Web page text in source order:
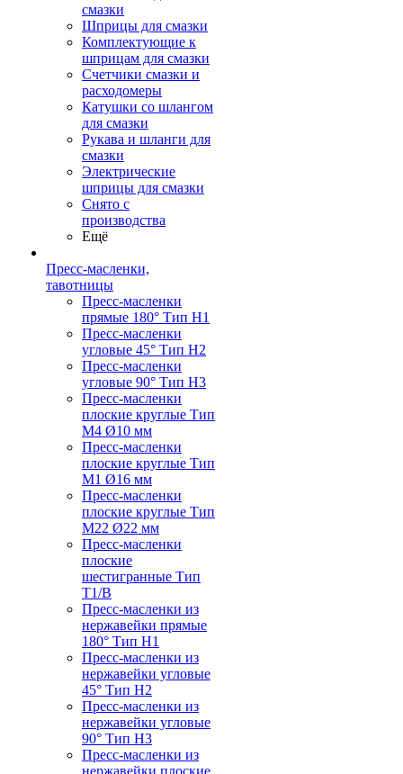
смазки
Шприцы для смазки
Комплектующие к
шприцам для смазки
Счетчики смазки и
расходомеры
Катушки со шлангом
для смазки
Рукава и шланги для
смазки
Электрические
шприцы для смазки
Снято с
производства
Ещё
Пресс-масленки,
тавотницы
Пресс-масленки
прямые 180° Тип H1
Пресс-масленки
угловые 45° Тип H2
Пресс-масленки
угловые 90° Тип H3
Пресс-масленки
плоские круглые Тип
M4 Ø10 мм
Пресс-масленки
плоские круглые Тип
M1 Ø16 мм
Пресс-масленки
плоские круглые Тип
M22 Ø22 мм
Пресс-масленки
плоские
шестигранные Тип
T1/B
Пресс-масленки из
нержавейки прямые
180° Тип H1
Пресс-масленки из
нержавейки угловые
45° Тип H2
Пресс-масленки из
нержавейки угловые
90° Тип H3
Пресс-масленки из
нержавейки плоские